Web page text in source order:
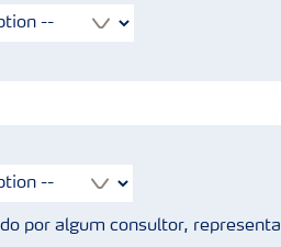
por algum consultor,